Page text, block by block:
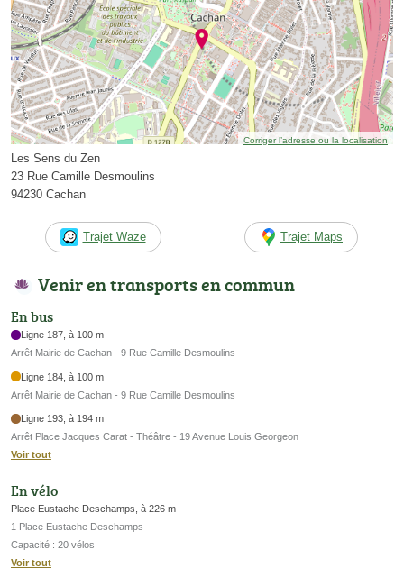
Corriger l’adresse ou la localisation
Les Sens du Zen
23 Rue Camille Desmoulins
94230 Cachan
Trajet Waze Trajet Maps
Venir en transports en commun
En bus
Ligne 187, à 100 m
Arrêt Mairie de Cachan - 9 Rue Camille Desmoulins
Ligne 184, à 100 m
Arrêt Mairie de Cachan - 9 Rue Camille Desmoulins
Ligne 193, à 194 m
Arrêt Place Jacques Carat - Théâtre - 19 Avenue Louis Georgeon
Voir tout
En vélo
Place Eustache Deschamps, à 226 m
1 Place Eustache Deschamps
Capacité : 20 vélos
Voir tout